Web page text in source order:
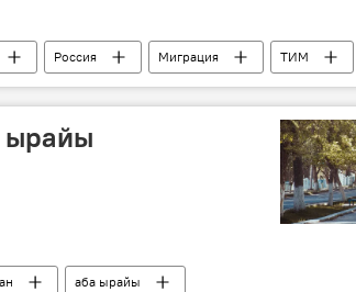
Россия Миграция
ТИМ
Кыргызстан
ырайы
аба ырайы